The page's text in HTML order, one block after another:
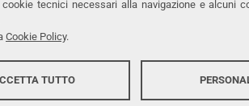
tecnici necessari alla navigazione e
Cookie Policy.
TUTTO
Ariosto, 35 - 44121 Ferrara
- P.IVA 00434690384